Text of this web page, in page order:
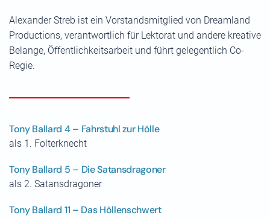
Alexander Streb ist ein Vorstandsmitglied von Dreamland
Productions, verantwortlich für Lektorat und andere kreative
Belange, Öffentlichkeitsarbeit und führt gelegentlich Co-
Regie.
Tony Ballard 4 – Fahrstuhl zur Hölle
als 1. Folterknecht
Tony Ballard 5 – Die Satansdragoner
als 2. Satansdragoner
Tony Ballard 11 – Das Höllenschwert